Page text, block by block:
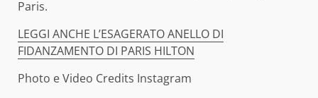
Paris.
LEGGI ANCHE L’ESAGERATO ANELLO DI
FIDANZAMENTO DI PARIS HILTON
Photo e Video Credits Instagram